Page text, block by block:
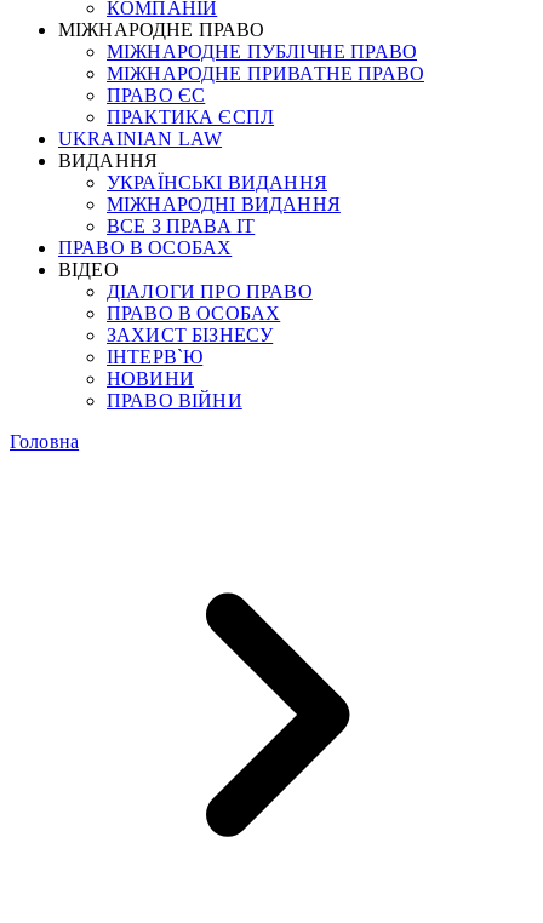
КОМПАНІЙ
МІЖНАРОДНЕ ПРАВО
МІЖНАРОДНЕ ПУБЛІЧНЕ ПРАВО
МІЖНАРОДНЕ ПРИВАТНЕ ПРАВО
ПРАВО ЄС
ПРАКТИКА ЄСПЛ
UKRAINIAN LAW
ВИДАННЯ
УКРАЇНСЬКІ ВИДАННЯ
МІЖНАРОДНІ ВИДАННЯ
ВСЕ З ПРАВА ІТ
ПРАВО В ОСОБАХ
ВІДЕО
ДІАЛОГИ ПРО ПРАВО
ПРАВО В ОСОБАХ
ЗАХИСТ БІЗНЕСУ
ІНТЕРВ`Ю
НОВИНИ
ПРАВО ВІЙНИ
Головна